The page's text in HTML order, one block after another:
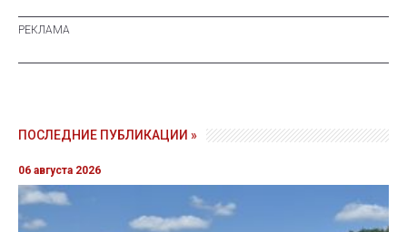
ПОСЛЕДНИЕ ПУБЛИКАЦИИ »
06 августа 2026